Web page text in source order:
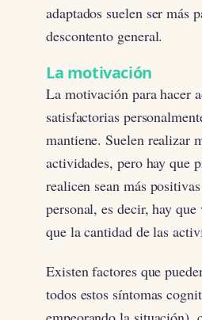
adaptados suelen ser más
descontento general.
La motivación
La motivación para hacer
satisfactorias
mantiene. Suelen realizar
actividades, pero hay que
realicen sean más
personal, es decir, hay
que la cantidad de las
Existen factores que
todos estos síntomas